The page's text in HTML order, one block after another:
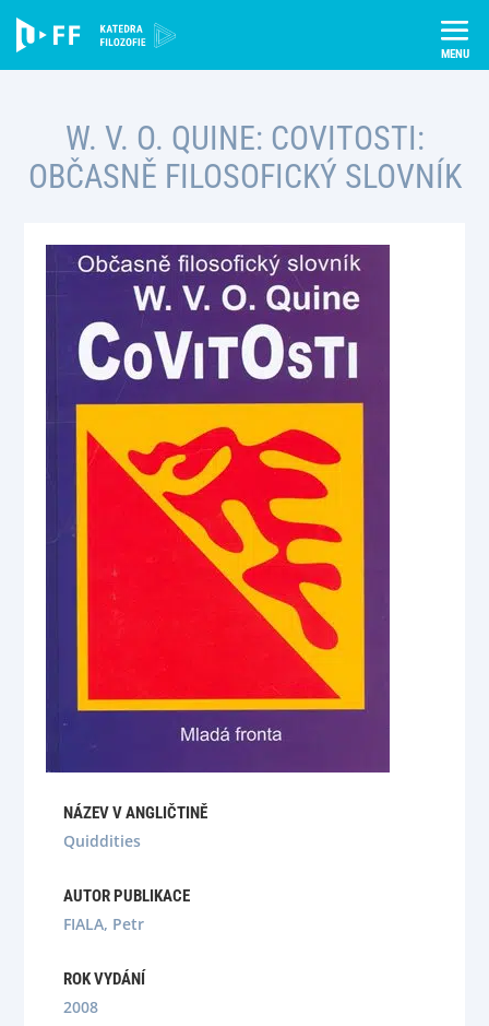
content
Publikace
W. V. O. Quine: Covitosti: Občasně filosofický slovník
W. V. O. QUINE: COVITOSTI:
OBČASNĚ FILOSOFICKÝ SLOVNÍK
NÁZEV V ANGLIČTINĚ
Quiddities
AUTOR PUBLIKACE
FIALA, Petr
ROK VYDÁNÍ
2008